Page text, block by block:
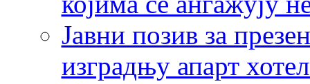
Јавни позив за
изградњу апарт